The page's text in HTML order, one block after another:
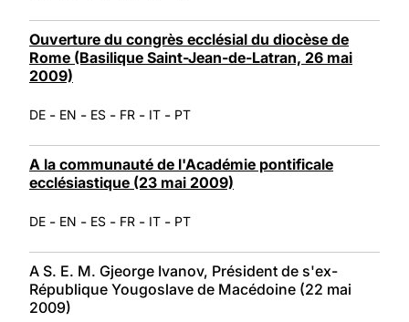
Ouverture du congrès ecclésial du diocèse de
Rome (Basilique Saint-Jean-de-Latran, 26 mai
2009)
DE - EN - ES - FR - IT - PT
A la communauté de l'Académie pontificale
ecclésiastique (23 mai 2009)
DE - EN - ES - FR - IT - PT
A S. E. M. Gjeorge Ivanov, Président de s'ex-
République Yougoslave de Macédoine (22 mai
2009)